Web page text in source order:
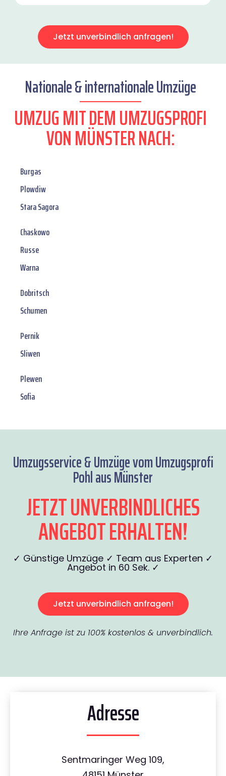
Jetzt unverbindlich anfragen!
Nationale & internationale Umzüge
UMZUG MIT DEM UMZUGSPROFI
VON MÜNSTER NACH:
Burgas
Plowdiw
Stara Sagora
Chaskowo
Russe
Warna
Dobritsch
Schumen
Pernik
Sliwen
Plewen
Sofia
Umzugsservice & Umzüge vom Umzugsprofi
Pohl aus Münster
JETZT UNVERBINDLICHES
ANGEBOT ERHALTEN!
✓ Günstige Umzüge ✓ Team aus Experten ✓
Angebot in 60 Sek. ✓
Jetzt unverbindlich anfragen!
Ihre Anfrage ist zu 100% kostenlos & unverbindlich.
Adresse
Sentmaringer Weg 109,